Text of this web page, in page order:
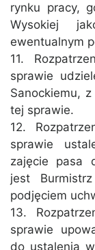
rynku pracy,
Wysokiej
ewentualnym
11.
sprawie
Sanockiemu,
tej sprawie.
12.
sprawie
zajęcie pasa
jest
podjęciem
13.
sprawie
do ustalenia